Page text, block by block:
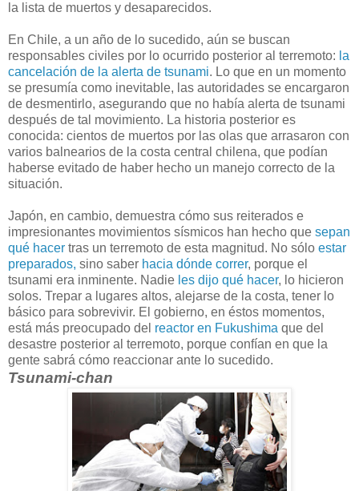
la lista de muertos y desaparecidos.
En Chile, a un año de lo sucedido, aún se buscan
responsables civiles por lo ocurrido posterior al terremoto: la
cancelación de la alerta de tsunami. Lo que en un momento
se presumía como inevitable, las autoridades se encargaron
de desmentirlo, asegurando que no había alerta de tsunami
después de tal movimiento. La historia posterior es
conocida: cientos de muertos por las olas que arrasaron con
varios balnearios de la costa central chilena, que podían
haberse evitado de haber hecho un manejo correcto de la
situación.
Japón, en cambio, demuestra cómo sus reiterados e
impresionantes movimientos sísmicos han hecho que sepan
qué hacer tras un terremoto de esta magnitud. No sólo estar
preparados, sino saber hacia dónde correr, porque el
tsunami era inminente. Nadie les dijo qué hacer, lo hicieron
solos. Trepar a lugares altos, alejarse de la costa, tener lo
básico para sobrevivir. El gobierno, en éstos momentos,
está más preocupado del reactor en Fukushima que del
desastre posterior al terremoto, porque confían en que la
gente sabrá cómo reaccionar ante lo sucedido.
Tsunami-chan